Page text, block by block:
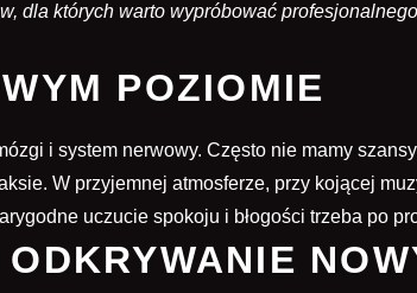
dla których warto wypróbować
POZIOMIE
i system nerwowy. Często nie mamy
W przyjemnej atmosferze, przy kojącej
uczucie spokoju i błogości trzeba po